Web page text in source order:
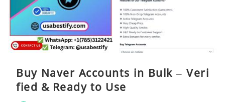
Buy Naver Accounts in Bulk – Veri
fied & Ready to Use